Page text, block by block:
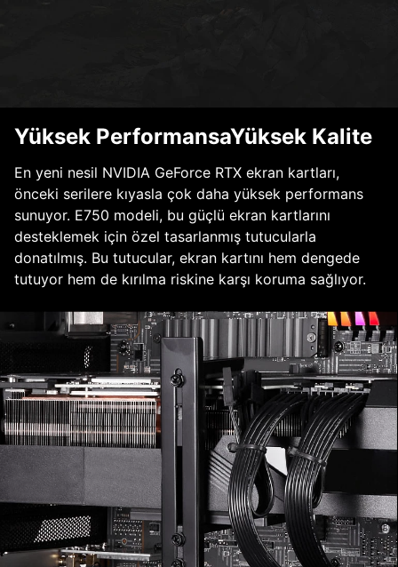
Yüksek PerformansaYüksek Kalite
En yeni nesil NVIDIA GeForce RTX ekran kartları,
önceki serilere kıyasla çok daha yüksek performans
sunuyor. E750 modeli, bu güçlü ekran kartlarını
desteklemek için özel tasarlanmış tutucularla
donatılmış. Bu tutucular, ekran kartını hem dengede
tutuyor hem de kırılma riskine karşı koruma sağlıyor.